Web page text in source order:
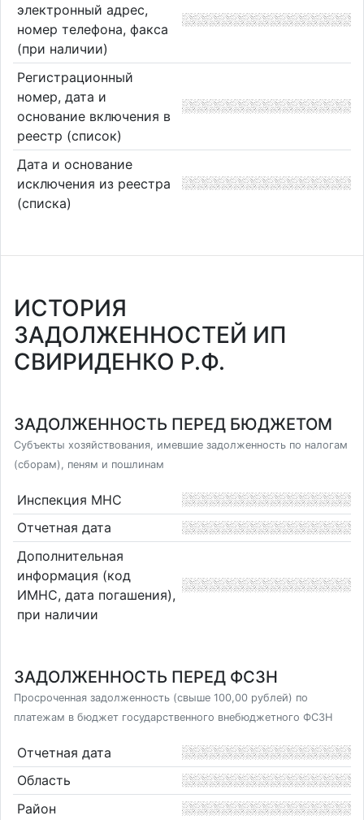
электронный адрес,
номер телефона, факса
(при наличии)
Регистрационный
номер, дата и
основание включения в
реестр (список)
Дата и основание
исключения из реестра
(списка)
ИСТОРИЯ
ЗАДОЛЖЕННОСТЕЙ ИП
СВИРИДЕНКО Р.Ф.
ЗАДОЛЖЕННОСТЬ ПЕРЕД БЮДЖЕТОМ
Субъекты хозяйствования, имевшие задолженность по налогам
(сборам), пеням и пошлинам
Инспекция МНС
Отчетная дата
Дополнительная
информация (код
ИМНС, дата погашения),
при наличии
ЗАДОЛЖЕННОСТЬ ПЕРЕД ФСЗН
Просроченная задолженность (свыше 100,00 рублей) по
платежам в бюджет государственного внебюджетного ФСЗН
Отчетная дата
Область
Район